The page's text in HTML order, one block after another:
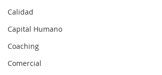
Calidad
Capital Humano
Coaching
Comercial